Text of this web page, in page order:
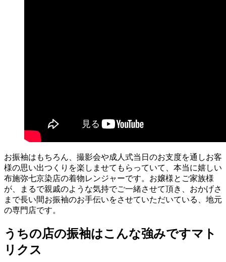
お振袖はもちろん、撮影会や成人式当日のお支度を通しお客
様の思い出つくりを楽しませてもらっていて、本当に嬉しい
布施弥七京染店の着物レンジャーです。お嬢様とご家族様
が、まるで親戚のような気持でご一緒させて頂き、おかげさ
まで長い間お振袖のお手伝いをさせていただいている、地元
の専門店です。
うちの店の振袖はこんな強みですマト
リクス